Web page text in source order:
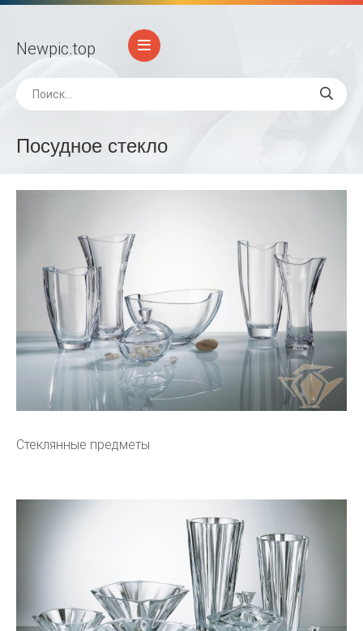
Newpic.top
Посудное стекло
Стеклянные предметы